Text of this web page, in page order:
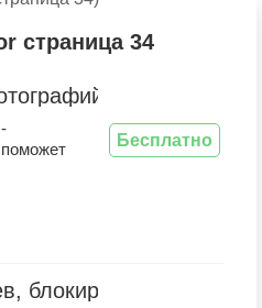
страница 34
Бесплатно
блокировка рисунка